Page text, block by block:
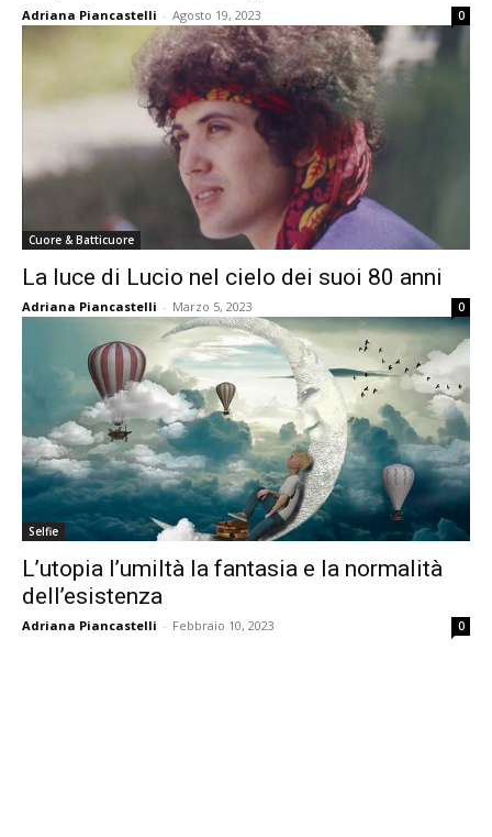
Adriana Piancastelli - Agosto 19, 2023 0
Cuore & Batticuore
La luce di Lucio nel cielo dei suoi 80 anni
Adriana Piancastelli - Marzo 5, 2023 0
Selfie
L’utopia l’umiltà la fantasia e la normalità
dell’esistenza
Adriana Piancastelli - Febbraio 10, 2023 0